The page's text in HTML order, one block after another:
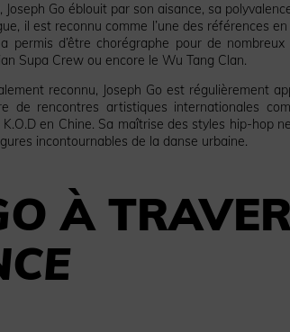
Joseph Go éblouit par son aisance, sa
il est reconnu comme l’une des références
permis d’être chorégraphe pour de
Supa Crew ou encore le Wu Tang Clan.
reconnu, Joseph Go est régulièrement
de rencontres artistiques internationales
en Chine. Sa maîtrise des styles hip-hop
incontournables de la danse urbaine.
À